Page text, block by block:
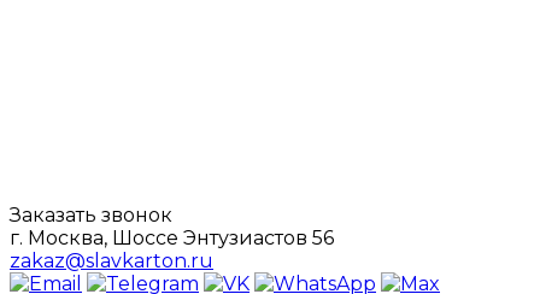
Заказать звонок
г. Москва, Шоссе Энтузиастов 56
zakaz@slavkarton.ru